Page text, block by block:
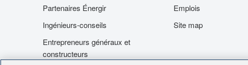
Partenaires Énergir
Ingénieurs-conseils
Entrepreneurs généraux et
constructeurs
Emplois
Site map